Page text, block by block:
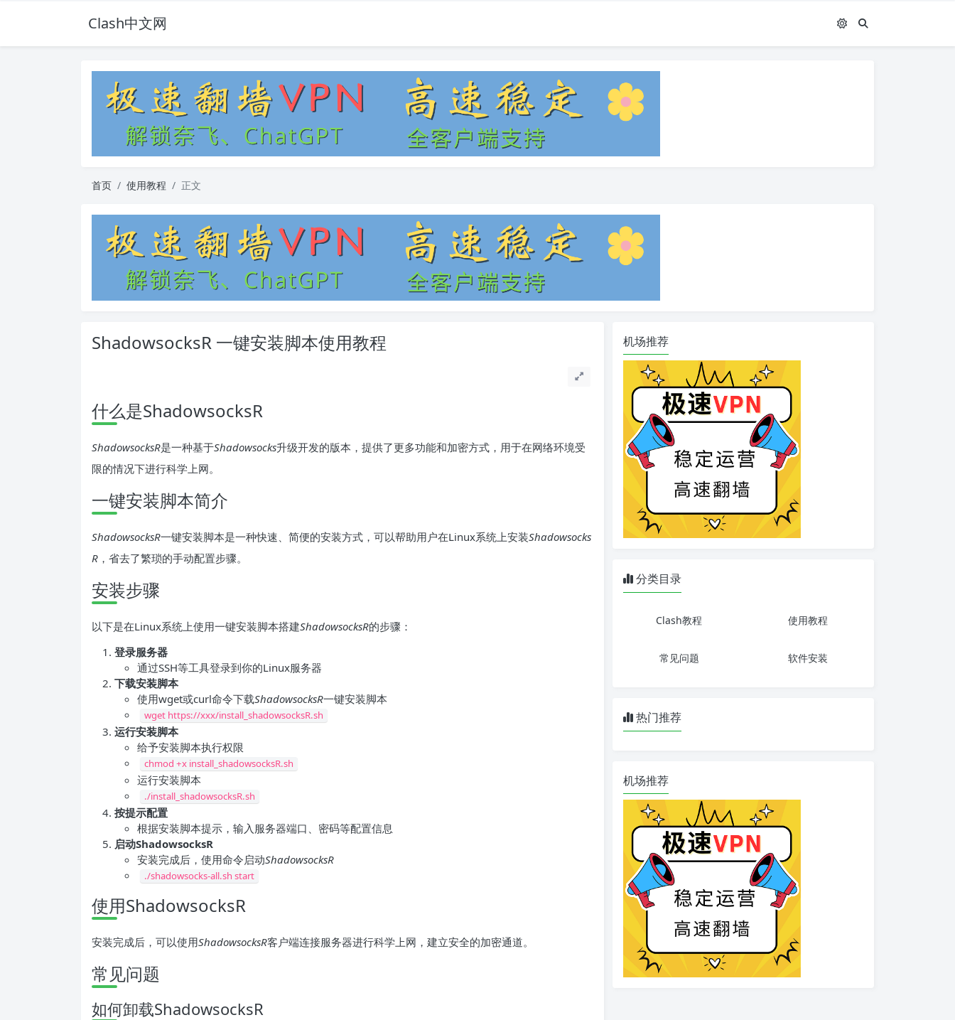
Clash中文网
首页 使用教程 正文
ShadowsocksR 一键安装脚本使用教程
什么是ShadowsocksR
ShadowsocksR是一种基于Shadowsocks升级开发的版本，提供了更多功能和加密方式，用于在网络环境受
限的情况下进行科学上网。
一键安装脚本简介
ShadowsocksR一键安装脚本是一种快速、简便的安装方式，可以帮助用户在Linux系统上安装Shadowsocks
R ，省去了繁琐的手动配置步骤。
安装步骤
以下是在Linux系统上使用一键安装脚本搭建ShadowsocksR的步骤：
登录服务器
通过SSH等工具登录到你的Linux服务器
下载安装脚本
使用wget或curl命令下载ShadowsocksR一键安装脚本
wget https://xxx/install_shadowsocksR.sh
运行安装脚本
给予安装脚本执行权限
chmod +x install_shadowsocksR.sh
运行安装脚本
./install_shadowsocksR.sh
按提示配置
根据安装脚本提示，输入服务器端口、密码等配置信息
启动ShadowsocksR
安装完成后，使用命令启动ShadowsocksR
./shadowsocks-all.sh start
使用ShadowsocksR
安装完成后，可以使用ShadowsocksR客户端连接服务器进行科学上网，建立安全的加密通道。
常见问题
如何卸载ShadowsocksR
机场推荐
分类目录
Clash教程 使用教程
常见问题 软件安装
热门推荐
机场推荐